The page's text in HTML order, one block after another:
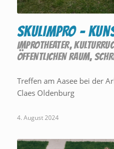
SKULIMPRO –
IMPROTHEATER,
ÖFFENTLICHEN RAUM,
Treffen am Aasee bei der
Claes Oldenburg
4. August 2024